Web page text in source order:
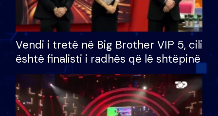
Vendi i tretë në Big Brother VIP 5, cili
është finalisti i radhës që lë shtëpinë